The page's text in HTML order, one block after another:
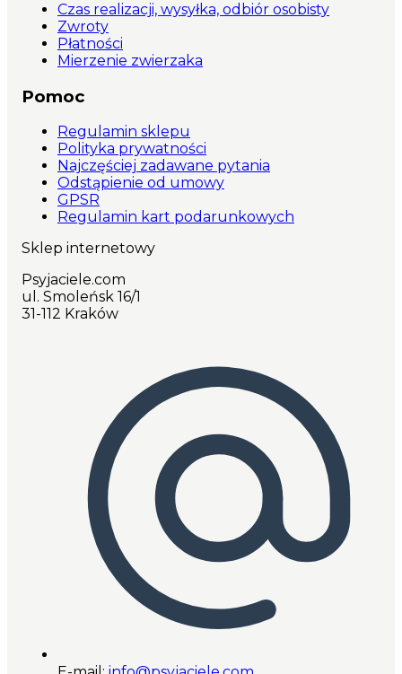
Czas realizacji, wysyłka, odbiór osobisty
Zwroty
Płatności
Mierzenie zwierzaka
Pomoc
Regulamin sklepu
Polityka prywatności
Najczęściej zadawane pytania
Odstąpienie od umowy
GPSR
Regulamin kart podarunkowych
Sklep internetowy
Psyjaciele.com
ul. Smoleńsk 16/1
31-112 Kraków